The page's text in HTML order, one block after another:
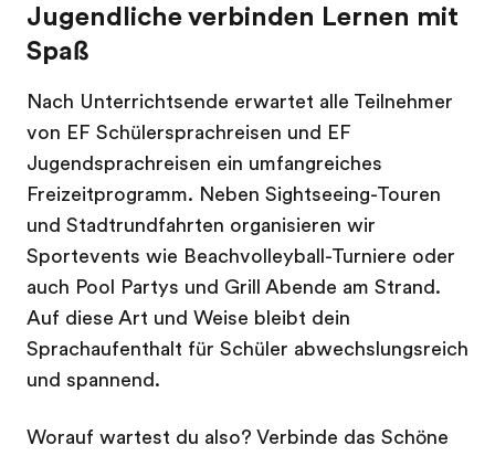
Jugendliche verbinden Lernen mit
Spaß
Nach Unterrichtsende erwartet alle Teilnehmer
von EF Schülersprachreisen und EF
Jugendsprachreisen ein umfangreiches
Freizeitprogramm. Neben Sightseeing-Touren
und Stadtrundfahrten organisieren wir
Sportevents wie Beachvolleyball-Turniere oder
auch Pool Partys und Grill Abende am Strand.
Auf diese Art und Weise bleibt dein
Sprachaufenthalt für Schüler abwechslungsreich
und spannend.
Worauf wartest du also? Verbinde das Schöne